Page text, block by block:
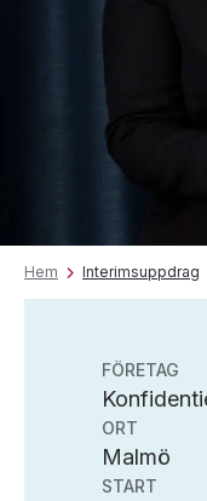
Hem Interimsuppdrag
FÖRETAG
ORT
Malmö
START